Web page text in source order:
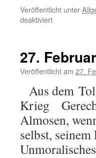
Veröffentlicht unter
deaktiviertfür
Kunst
27.
Veröffentlicht am 27.
Aus dem
Krieg
Almosen,
selbst,